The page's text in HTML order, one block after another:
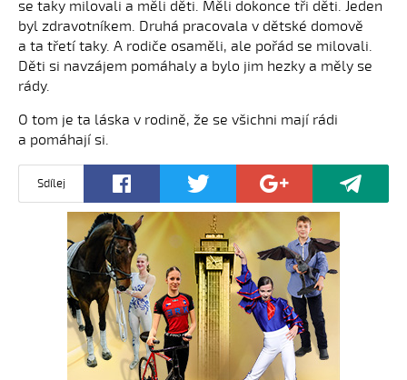
se taky milovali a měli děti. Měli dokonce tři děti. Jeden
byl zdravotníkem. Druhá pracovala v dětské domově
a ta třetí taky. A rodiče osaměli, ale pořád se milovali.
Děti si navzájem pomáhaly a bylo jim hezky a měly se
rády.
O tom je ta láska v rodině, že se všichni mají rádi
a pomáhají si.
Sdílej